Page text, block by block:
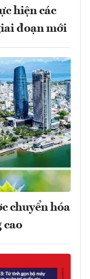
hiện các
đoạn mới
chuyển hóa
cao